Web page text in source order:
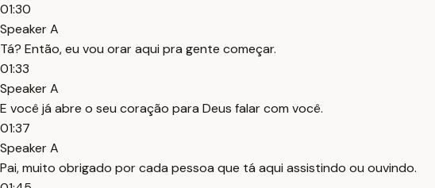
01:30
Speaker A
Tá? Então, eu vou orar aqui pra gente começar.
01:33
Speaker A
E você já abre o seu coração para Deus falar com você.
01:37
Speaker A
Pai, muito obrigado por cada pessoa que tá aqui assistindo ou ouvindo.